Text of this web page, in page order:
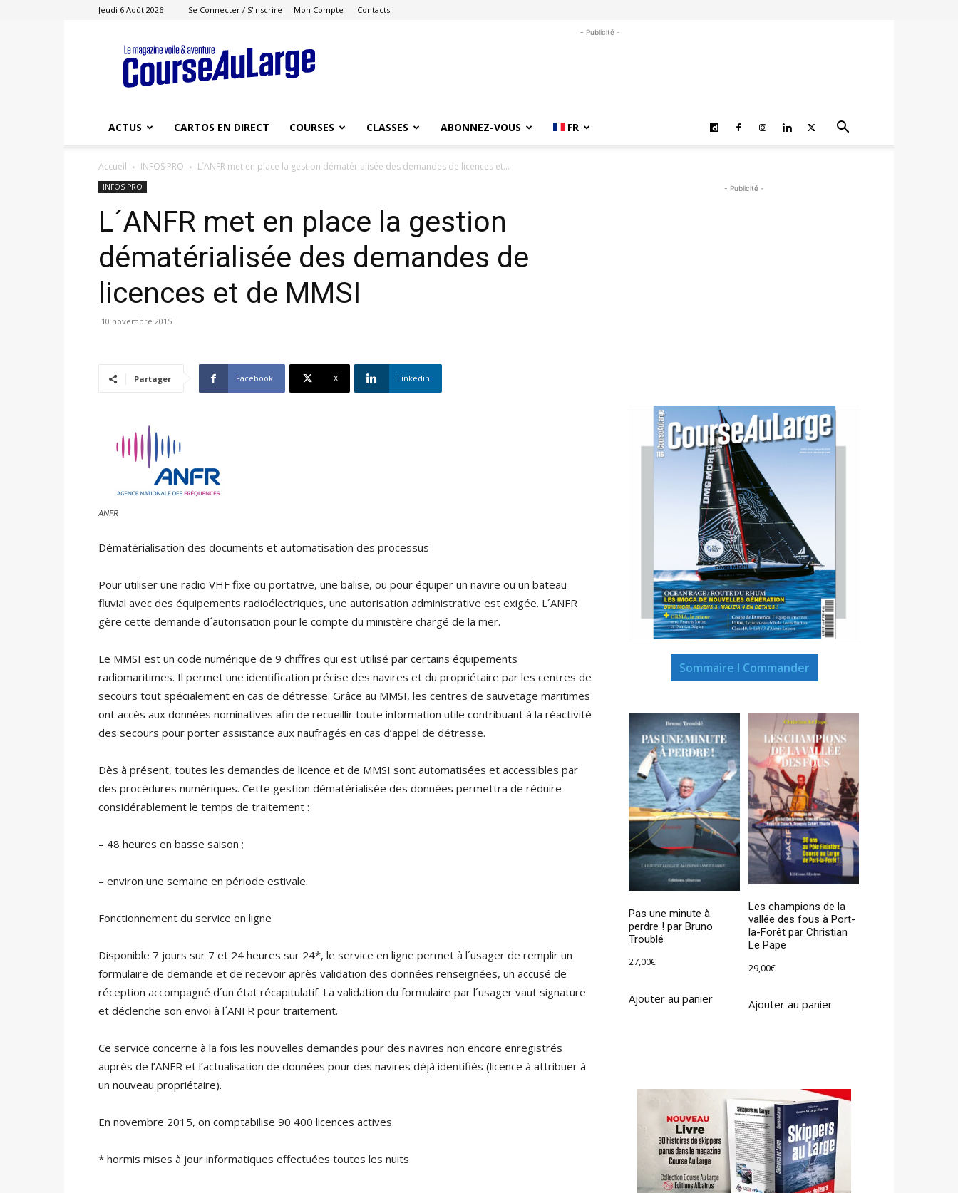
Jeudi 6 Août 2026 Se Connecter / S'inscrire Mon Compte Contacts
Course
au
Large
- Publicité -
ACTUS CARTOS EN DIRECT COURSES CLASSES ABONNEZ-VOUS FR
Accueil INFOS PRO L´ANFR met en place la gestion dématérialisée des demandes de licences et...
INFOS PRO
L´ANFR met en place la gestion
dématérialisée des demandes de
licences et de MMSI
10 novembre 2015
Partager Facebook X Linkedin
ANFR
Dématérialisation des documents et automatisation des processus
Pour utiliser une radio VHF fixe ou portative, une balise, ou pour équiper un navire ou un bateau
fluvial avec des équipements radioélectriques, une autorisation administrative est exigée. L´ANFR
gère cette demande d´autorisation pour le compte du ministère chargé de la mer.
Le MMSI est un code numérique de 9 chiffres qui est utilisé par certains équipements
radiomaritimes. Il permet une identification précise des navires et du propriétaire par les centres de
secours tout spécialement en cas de détresse. Grâce au MMSI, les centres de sauvetage maritimes
ont accès aux données nominatives afin de recueillir toute information utile contribuant à la réactivité
des secours pour porter assistance aux naufragés en cas d’appel de détresse.
Dès à présent, toutes les demandes de licence et de MMSI sont automatisées et accessibles par
des procédures numériques. Cette gestion dématérialisée des données permettra de réduire
considérablement le temps de traitement :
– 48 heures en basse saison ;
– environ une semaine en période estivale.
Fonctionnement du service en ligne
Disponible 7 jours sur 7 et 24 heures sur 24*, le service en ligne permet à l´usager de remplir un
formulaire de demande et de recevoir après validation des données renseignées, un accusé de
réception accompagné d´un état récapitulatif. La validation du formulaire par l´usager vaut signature
et déclenche son envoi à l´ANFR pour traitement.
Ce service concerne à la fois les nouvelles demandes pour des navires non encore enregistrés
auprès de l’ANFR et l’actualisation de données pour des navires déjà identifiés (licence à attribuer à
un nouveau propriétaire).
En novembre 2015, on comptabilise 90 400 licences actives.
* hormis mises à jour informatiques effectuées toutes les nuits
- Publicité -
Sommaire I Commander
Pas une minute à
perdre ! par Bruno
Troublé
27,00€
Ajouter au panier
Les champions de la
vallée des fous à Port-
la-Forêt par Christian
Le Pape
29,00€
Ajouter au panier